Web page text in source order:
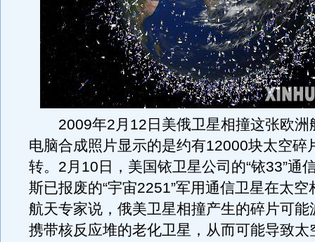
2009年2月12日美俄卫星相撞这张欧洲
电脑合成照片显示的是约有12000块太空碎
转。2月10日，美国铱卫星公司的“铱33”通
斯已报废的“宇宙2251”军用通信卫星在太空
航天专家说，俄美卫星相撞产生的碎片可能
携带核反应堆的老化卫星，从而可能导致太